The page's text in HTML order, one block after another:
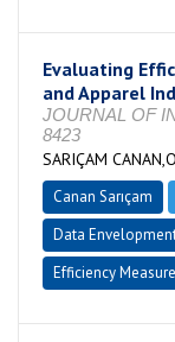
Evaluating
and Apparel
JOURNAL OF
8423
SARIÇAM
Canan Sarıçam
Data
Efficiency